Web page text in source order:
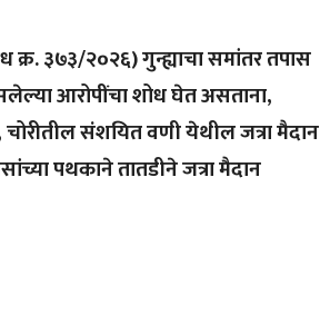
३७३/२०२६) गुन्ह्याचा समांतर तपास
आरोपींचा शोध घेत असताना,
चोरीतील संशयित वणी येथील जत्रा मैदान
पथकाने तातडीने जत्रा मैदान